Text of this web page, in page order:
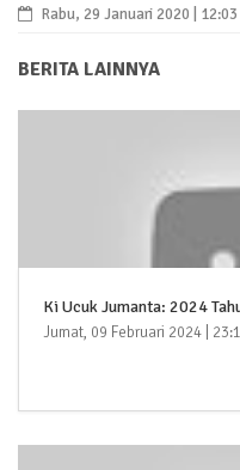
Rabu, 29 Januari 2020 | 12:03
BERITA LAINNYA
Ki Ucuk Jumanta: 2024
Jumat, 09 Februari 2024 |